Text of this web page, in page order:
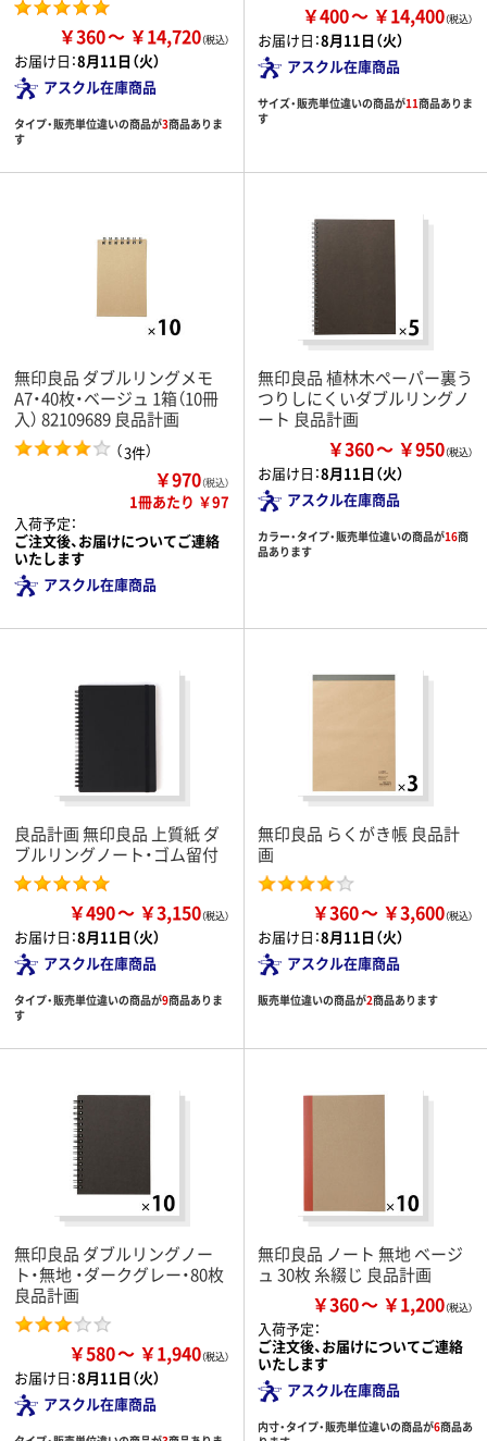
￥360 ￥14,720
お届け日：8月11日（火）
アスクル在庫商品
タイプ・販売単位違いの商品が3商品ありま
す
￥400 ￥14,400
お届け日：8月11日（火）
アスクル在庫商品
サイズ・販売単位違いの商品が11商品ありま
す
無印良品 ダブルリングメモ
A7・40枚・ベージュ 1箱（10冊
入） 82109689 良品計画
（3件）
￥970（税込）
1冊あたり ￥97
入荷予定：
ご注文後、お届けについてご連絡
いたします
アスクル在庫商品
無印良品 植林木ペーパー裏う
つりしにくいダブルリングノ
ート 良品計画
￥360 ￥950
お届け日：8月11日（火）
アスクル在庫商品
カラー・タイプ・販売単位違いの商品が16商
品あります
良品計画 無印良品 上質紙 ダ
ブルリングノート・ゴム留付
￥490 ￥3,150
お届け日：8月11日（火）
アスクル在庫商品
タイプ・販売単位違いの商品が9商品ありま
す
無印良品 らくがき帳 良品計
画
￥360 ￥3,600
お届け日：8月11日（火）
アスクル在庫商品
販売単位違いの商品が2商品あります
無印良品 ダブルリングノー
ト・無地 ・ダークグレー・80枚
良品計画
￥580 ￥1,940
お届け日：8月11日（火）
アスクル在庫商品
無印良品 ノート 無地 ベージ
ュ 30枚 糸綴じ 良品計画
￥360 ￥1,200
入荷予定：
ご注文後、お届けについてご連絡
いたします
アスクル在庫商品
内寸・タイプ・販売単位違いの商品が6商品あ